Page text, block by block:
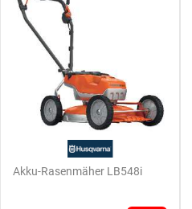
Akku-Rasenmäher LB548i